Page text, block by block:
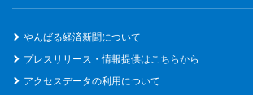
やんばる経済新聞について
プレスリリース・情報提供はこちらから
アクセスデータの利用について